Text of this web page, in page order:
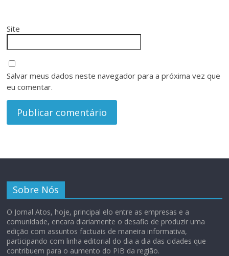
Site
Salvar meus dados neste navegador para a próxima vez que
eu comentar.
Sobre Nós
O Jornal Atos, hoje, principal elo entre as empresas e a
comunidade, encara diariamente o desafio de produzir uma
edição com assuntos factuais de maneira informativa,
participando com linha editorial do dia a dia das cidades que
contribuem para o aumento do PIB da região.